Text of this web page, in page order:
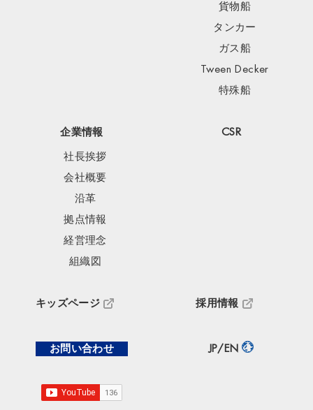
貨物船
タンカー
ガス船
Tween Decker
特殊船
企業情報
社長挨拶
会社概要
沿革
拠点情報
経営理念
組織図
CSR
キッズページ 採用情報
お問い合わせ JP/EN